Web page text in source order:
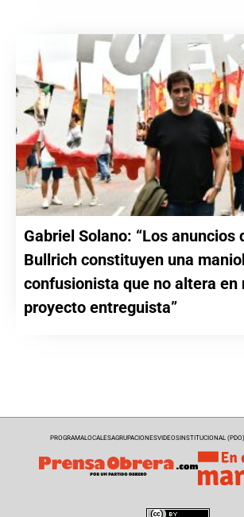
Gabriel Solano: “Los anuncios
Bullrich constituyen una
confusionista que no altera en
proyecto entreguista”
PROGRAMALOCALESAGRUPACIONESVIDEOSINSTITUCIONAL (PDO)